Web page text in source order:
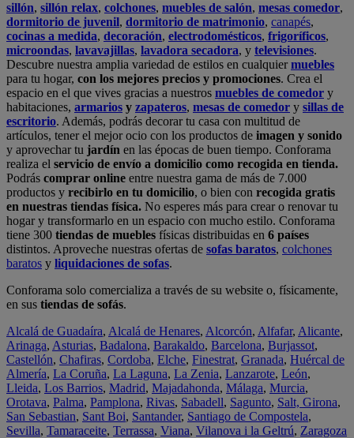
sillón, sillón relax, colchones, muebles de salón, mesas comedor,
dormitorio de juvenil, dormitorio de matrimonio, canapés,
cocinas a medida, decoración, electrodomésticos, frigoríficos,
microondas, lavavajillas, lavadora secadora, y televisiones.
Descubre nuestra amplia variedad de estilos en cualquiermuebles
para tu hogar, con los mejores precios y promociones. Crea el
espacio en el que vives gracias a nuestros muebles de comedor y
habitaciones, armarios y zapateros, mesas de comedor y sillas de
escritorio. Además, podrás decorar tu casa con multitud de
artículos, tener el mejor ocio con los productos de imagen y sonido
y aprovechar tu jardín en las épocas de buen tiempo. Conforama
realiza el servicio de envío a domicilio como recogida en tienda.
Podrás comprar online entre nuestra gama de más de 7.000
productos y recibirlo en tu domicilio, o bien con recogida gratis
en nuestras tiendas física. No esperes más para crear o renovar tu
hogar y transformarlo en un espacio con mucho estilo. Conforama
tiene 300 tiendas de muebles físicas distribuidas en 6 países
distintos. Aproveche nuestras ofertas de sofas baratos, colchones
baratos y liquidaciones de sofas.
Conforama solo comercializa a través de su website o, físicamente,
en sus tiendas de sofás.
Alcalá de Guadaíra, Alcalá de Henares, Alcorcón, Alfafar, Alicante,
Arinaga, Asturias, Badalona, Barakaldo, Barcelona, Burjassot,
Castellón, Chafiras, Cordoba, Elche, Finestrat, Granada, Huércal de
Almería, La Coruña, La Laguna, La Zenia, Lanzarote, León,
Lleida, Los Barrios, Madrid, Majadahonda, Málaga, Murcia,
Orotava, Palma, Pamplona, Rivas, Sabadell, Sagunto, Salt, Girona,
San Sebastian, Sant Boi, Santander, Santiago de Compostela,
Sevilla, Tamaraceite, Terrassa, Viana, Vilanova i la Geltrú, Zaragoza